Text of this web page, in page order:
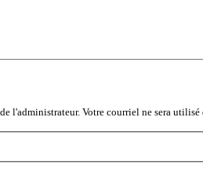
l'administrateur. Votre courriel ne sera